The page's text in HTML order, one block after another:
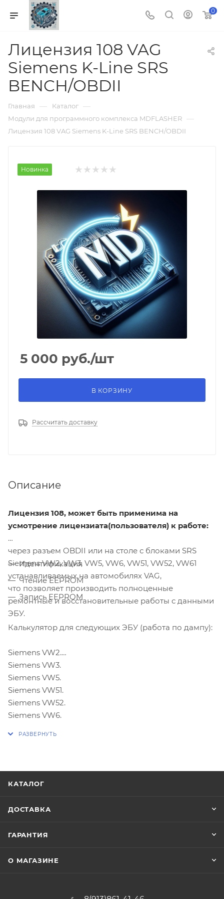
0
Лицензия 108 VAG
Siemens K-Line SRS
BENCH/OBDII
Главная — Каталог —
Модули для программного комплекса MDFLASHER —
Лицензия 108 VAG Siemens K-Line SRS BENCH/OBDII
Новинка
5 000 руб./шт
В КОРЗИНУ
Рассчитать доставку
Описание
Лицензия 108, может быть применима на
усмотрение лицензиата(пользователя) к работе:
через разъем OBDII или на столе с блоками SRS
Siemens VW2, VW3, VW5, VW6, VW51, VW52, VW61
устанавливаемых на автомобилях VAG,
что позволяет производить полноценные
ремонтные и восстановительные работы с данными
ЭБУ.
Идентификация
Чтение EEPROM
Запись EEPROM
Калькулятор для следующих ЭБУ (работа по дампу):
Siemens VW2.
Siemens VW3.
Siemens VW5.
Siemens VW51.
Siemens VW52.
Siemens VW6.
КАТАЛОГ
ДОСТАВКА
ГАРАНТИЯ
О МАГАЗИНЕ